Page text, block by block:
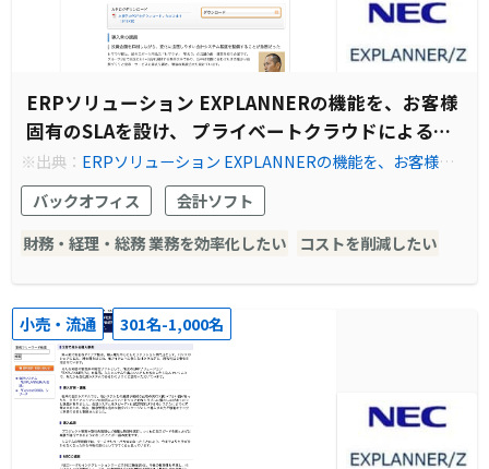
ERPソリューション EXPLANNERの機能を、お客様
固有のSLAを設け、 プライベートクラウドによるサ
ービス型で提供
※出典： ERPソリューション EXPLANNERの機能を、お客様固
有のSLAを設け、 プライベートクラウドによるサービス型で提供
バックオフィス
会計ソフト
財務・経理・総務 業務を効率化したい
コストを削減したい
小売・流通 301名-1,000名